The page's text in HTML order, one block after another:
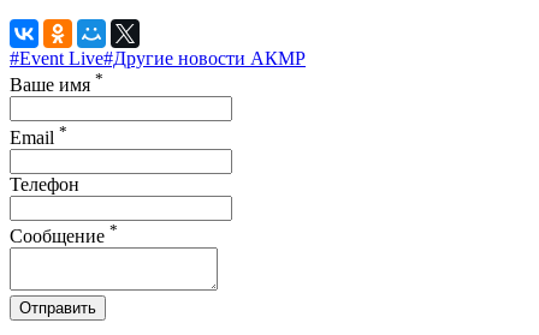
#Event Live#Другие новости АКМР
Ваше имя *
Email *
Телефон
Сообщение *
Отправить